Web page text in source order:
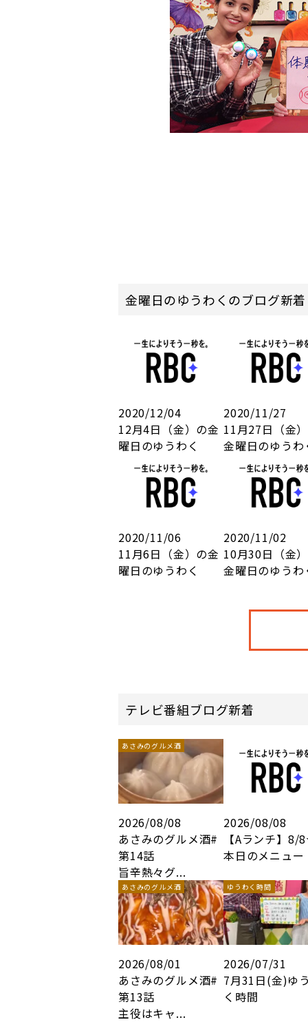
金曜日のゆうわくのブログ新着
2020/12/04
12月4日（金）の金
曜日のゆうわく
2020/11/27
11月27日（金
金曜日のゆうわ
2020/11/06
11月6日（金）の金
曜日のゆうわく
2020/11/02
10月30日（金
金曜日のゆうわ
テレビ番組ブログ新着
あさみのグルメ酒
2026/08/08
あさみのグルメ酒#
第14話
旨辛熱々グ...
2026/08/08
【Aランチ】8/
本日のメニュー
あさみのグルメ酒
2026/08/01
あさみのグルメ酒#
第13話
主役はキャ...
ゆうわく時間
2026/07/31
7月31日(金)ゆ
く時間